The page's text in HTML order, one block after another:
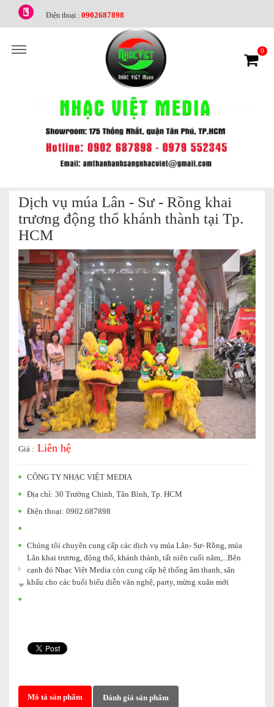
Điện thoại : 0902687898
0
Dịch vụ múa Lân - Sư - Rồng khai
trương động thổ khánh thành tại Tp.
HCM
Giá : Liên hệ
CÔNG TY NHẠC VIỆT MEDIA
Địa chỉ: 30 Trường Chinh, Tân Bình, Tp. HCM
Điện thoại: 0902.687898
Chúng tôi chuyên cung cấp các dịch vụ múa Lân- Sư- Rồng, múa
Lân khai trương, động thổ, khánh thành, tất niên cuối năm,...Bên
cạnh đó Nhạc Việt Media còn cung cấp hệ thống âm thanh, sân
khấu cho các buổi biểu diễn văn nghệ, party, mừng xuân mới
Mô tả sản phẩm Đánh giá sản phẩm